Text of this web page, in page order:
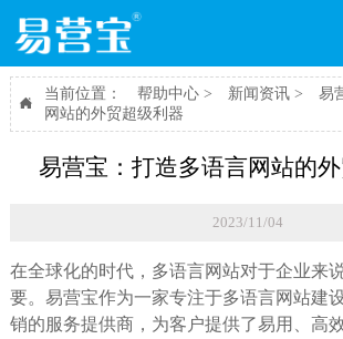

当前位置： 帮助中心> 新闻资讯>
易
网站的外贸超级利器
易营宝：打造多语言网站的
2023/11/04
在全球化的时代，多语言网站对于企业来
要。易营宝作为一家专注于多语言网站建
销的服务提供商，为客户提供了易用、高